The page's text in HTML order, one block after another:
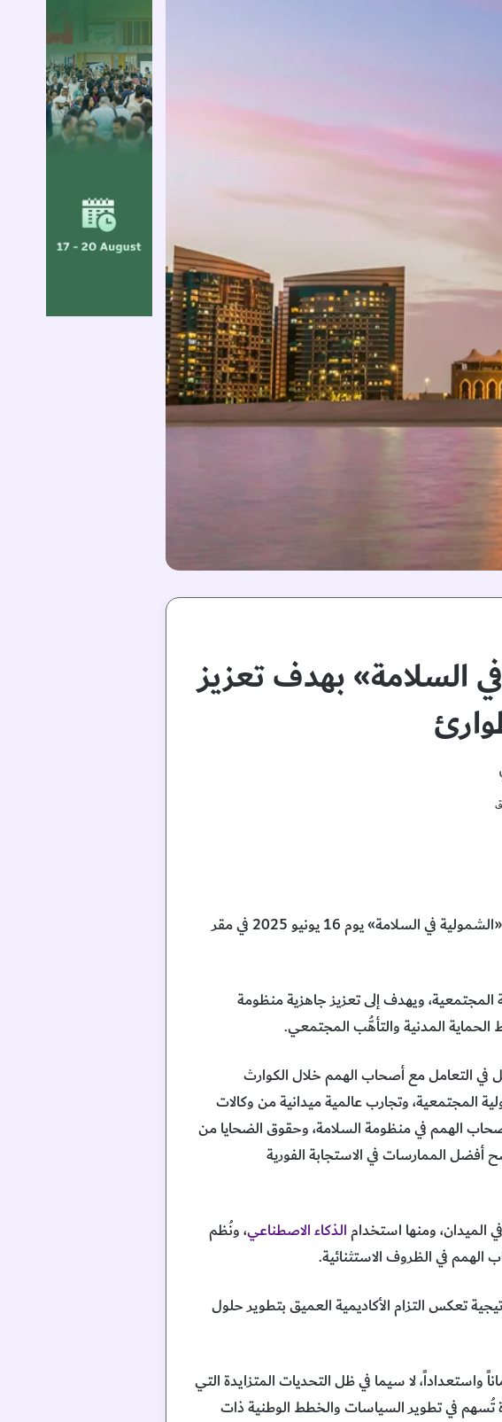
السلامة» بهدف تعزيز
، النسخة الأولى من مؤتمر «الشمولية في السلامة» يوم 16 يونيو 2025 في مقر
المجتمعية، ويهدف إلى تعزيز جاهزية منظومة
المدنية والتأهُّب المجتمعي.
في التعامل مع أصحاب الهمم خلال الكوارث
المجتمعية، وتجارب عالمية ميدانية من وكالات
الهمم في منظومة السلامة، وحقوق الضحايا من
أفضل الممارسات في الاستجابة الفورية
ومنها استخدامالذكاء الاصطناعي، ونُظم
الهمم في الظروف الاستثنائية.
تعكس التزام الأكاديمية العميق بتطوير حلول
واستعداداً، لا سيما في ظل التحديات المتزايدة التي
تُسهم في تطوير السياسات والخطط الوطنية ذات